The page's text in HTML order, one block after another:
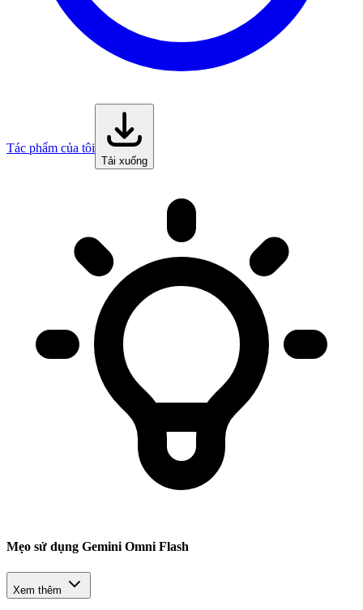
Tác phẩm của tôi
Tải xuống
Mẹo sử dụng Gemini Omni Flash
Xem thêm